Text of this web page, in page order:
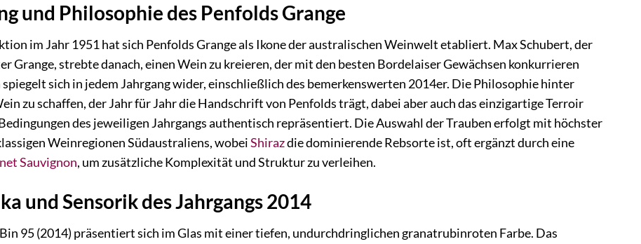
und Philosophie des Penfolds Grange
im Jahr 1951 hat sich Penfolds Grange als Ikone der australischen Weinwelt etabliert. Max Schubert, der
Grange, strebte danach, einen Wein zu kreieren, der mit den besten Bordelaiser Gewächsen konkurrieren
sich in jedem Jahrgang wider, einschließlich des bemerkenswerten 2014er. Die Philosophie hinter
zu schaffen, der Jahr für Jahr die Handschrift von Penfolds trägt, dabei aber auch das einzigartige Terroir
des jeweiligen Jahrgangs authentisch repräsentiert. Die Auswahl der Trauben erfolgt mit höchster
Weinregionen Südaustraliens, wobeiShirazdie dominierende Rebsorte ist, oft ergänzt durch eine
Sauvignon, um zusätzliche Komplexität und Struktur zu verleihen.
und Sensorik des Jahrgangs 2014
95 (2014) präsentiert sich im Glas mit einer tiefen, undurchdringlichen granatrubinroten Farbe. Das